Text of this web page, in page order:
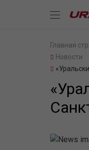
Главная
Новости